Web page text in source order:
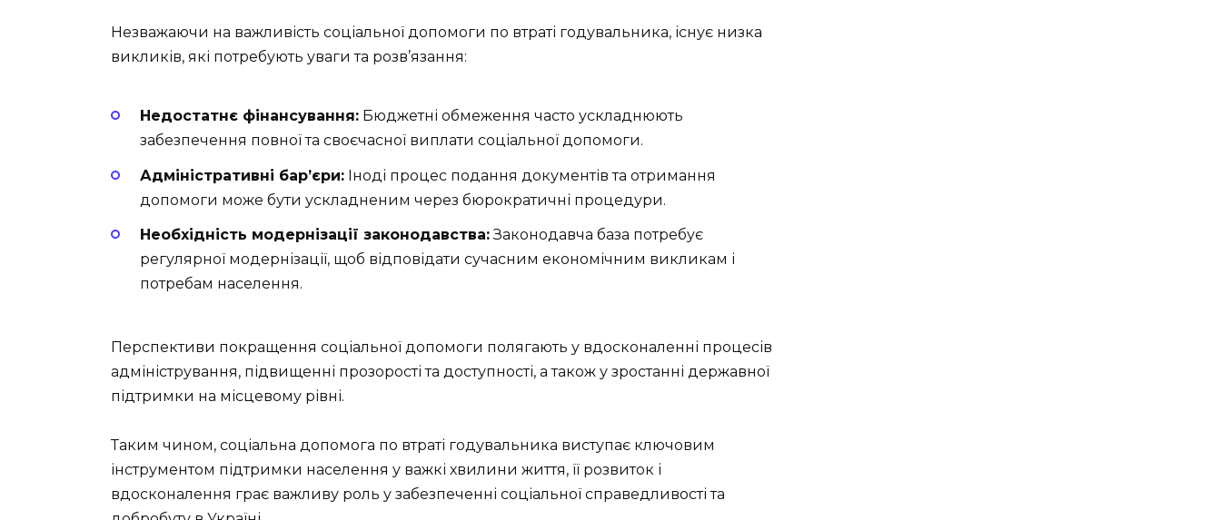
Незважаючи на важливість соціальної допомоги по втраті годувальника, існує низка
викликів, які потребують уваги та розв’язання:
Недостатнє фінансування: Бюджетні обмеження часто ускладнюють
забезпечення повної та своєчасної виплати соціальної допомоги.
Адміністративні бар’єри: Іноді процес подання документів та отримання
допомоги може бути ускладненим через бюрократичні процедури.
Необхідність модернізації законодавства:Законодавча база потребує
регулярної модернізації, щоб відповідати сучасним економічним викликам і
потребам населення.
Перспективи покращення соціальної допомоги полягають у вдосконаленні процесів
адміністрування, підвищенні прозорості та доступності, а також у зростанні державної
підтримки на місцевому рівні.
Таким чином, соціальна допомога по втраті годувальника виступає ключовим
інструментом підтримки населення у важкі хвилини життя, її розвиток і
вдосконалення грає важливу роль у забезпеченні соціальної справедливості та